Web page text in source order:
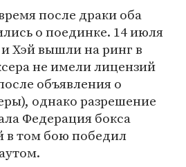
после драки оба
о поединке. 14 июля
Хэй вышли на ринг в
не имели лицензий
объявления о
однако разрешение
Федерация бокса
в том бою победил